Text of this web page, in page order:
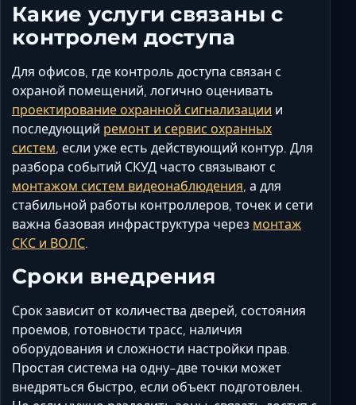
Какие услуги связаны с
контролем доступа
Для офисов, где контроль доступа связан с
охраной помещений, логично оценивать
проектирование охранной сигнализации и
последующий ремонт и сервис охранных
систем, если уже есть действующий контур. Для
разбора событий СКУД часто связывают с
монтажом систем видеонаблюдения, а для
стабильной работы контроллеров, точек и сети
важна базовая инфраструктура через монтаж
СКС и ВОЛС.
Сроки внедрения
Срок зависит от количества дверей, состояния
проемов, готовности трасс, наличия
оборудования и сложности настройки прав.
Простая система на одну-две точки может
внедряться быстро, если объект подготовлен.